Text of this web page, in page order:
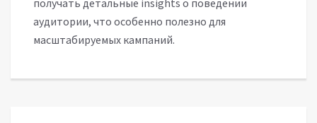
получать детальные insights о поведении
аудитории, что особенно полезно для
масштабируемых кампаний.